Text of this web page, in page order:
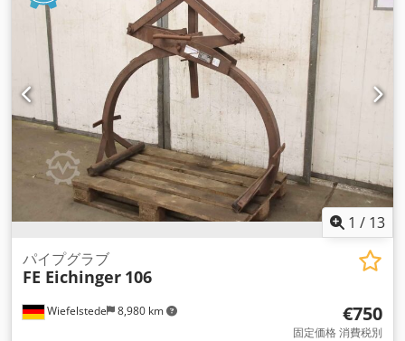
1 / 13
Wiefelstede 8,980 km
パイプグラブ
FE Eichinger 106
€750
固定価格 消費税別